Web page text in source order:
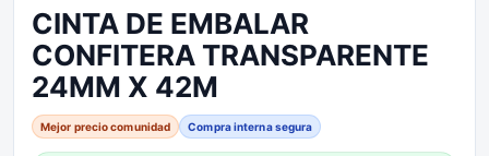
CINTA DE EMBALAR
CONFITERA TRANSPARENTE
24MM X 42M
Mejor precio comunidad Compra interna segura